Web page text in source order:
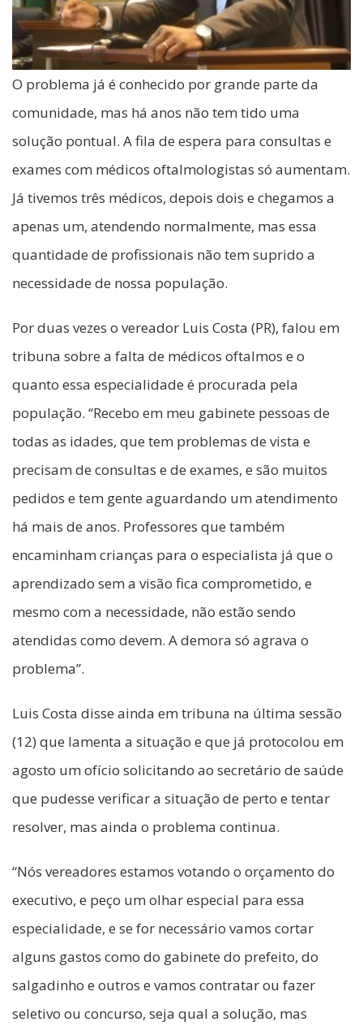
O problema já é conhecido por grande parte da
comunidade, mas há anos não tem tido uma
solução pontual. A fila de espera para consultas e
exames com médicos oftalmologistas só aumentam.
Já tivemos três médicos, depois dois e chegamos a
apenas um, atendendo normalmente, mas essa
quantidade de profissionais não tem suprido a
necessidade de nossa população.
Por duas vezes o vereador Luis Costa (PR), falou em
tribuna sobre a falta de médicos oftalmos e o
quanto essa especialidade é procurada pela
população. “Recebo em meu gabinete pessoas de
todas as idades, que tem problemas de vista e
precisam de consultas e de exames, e são muitos
pedidos e tem gente aguardando um atendimento
há mais de anos. Professores que também
encaminham crianças para o especialista já que o
aprendizado sem a visão fica comprometido, e
mesmo com a necessidade, não estão sendo
atendidas como devem. A demora só agrava o
problema”.
Luis Costa disse ainda em tribuna na última sessão
(12) que lamenta a situação e que já protocolou em
agosto um ofício solicitando ao secretário de saúde
que pudesse verificar a situação de perto e tentar
resolver, mas ainda o problema continua.
“Nós vereadores estamos votando o orçamento do
executivo, e peço um olhar especial para essa
especialidade, e se for necessário vamos cortar
alguns gastos como do gabinete do prefeito, do
salgadinho e outros e vamos contratar ou fazer
seletivo ou concurso, seja qual a solução, mas